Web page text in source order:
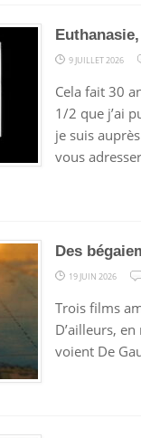
9 JUILLET 2026
Cela fait 30
1/2 que j’ai
je suis
vous
Des
19 JUIN 2026
Trois films
D’ailleurs,
voient De